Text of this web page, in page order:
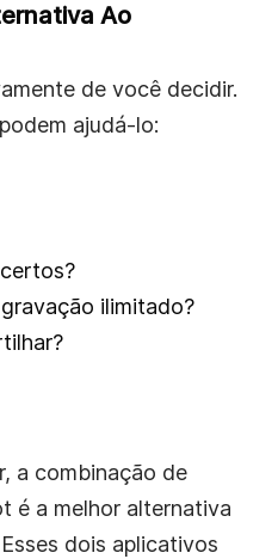
Ao
de você decidir.
ajudá-lo:
ilimitado?
a combinação de
é a melhor alternativa
dois aplicativos